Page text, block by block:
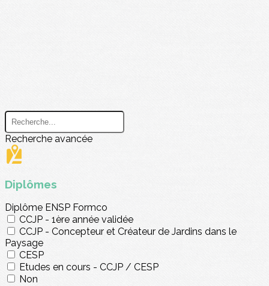
Recherche avancée
Diplômes
Diplôme ENSP Formco
CCJP - 1ère année validée
CCJP - Concepteur et Créateur de Jardins dans le
Paysage
CESP
Etudes en cours - CCJP / CESP
Non